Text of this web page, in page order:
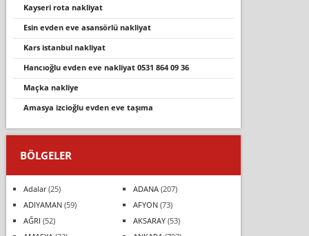
kayseri rota nakliyat
esin evden eve asansörlü nakliyat
kars i̇stanbul nakliyat
hancioğlu evden eve nakli̇yat 0531 864 09 36
maçka nakli̇ye
amasya izcioğlu evden eve taşıma
BÖLGELER
Adalar(25) ADANA(207)
ADIYAMAN(59) AFYON(73)
AĞRI (52) AKSARAY(53)